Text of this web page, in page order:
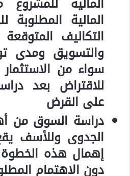
المالية المطلوبة
التكاليف
والتسويق ومدى
سواء من الاستثمار
للاقتراض بعد
على القرض
دراسة السوق من
الجدوى وللأسف
إهمال هذه
دون الاهتمام